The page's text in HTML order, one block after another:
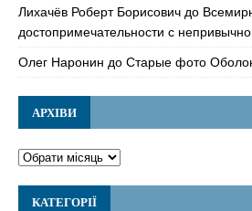
Лихачёв Роберт Борисовичдо
достопримечательности с
Олег Наронин доСтарые фото
АРХІВИ
КАТЕГОРІЇ